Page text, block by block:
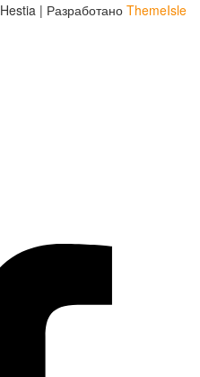
Hestia | Разработано ThemeIsle